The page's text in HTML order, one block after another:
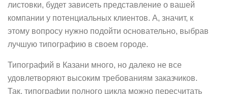
листовки, будет зависеть представление о вашей
компании у потенциальных клиентов. А, значит, к
этому вопросу нужно подойти основательно, выбрав
лучшую типографию в своем городе.
Типографий в Казани много, но далеко не все
удовлетворяют высоким требованиям заказчиков.
Так, типографии полного цикла можно пересчитать